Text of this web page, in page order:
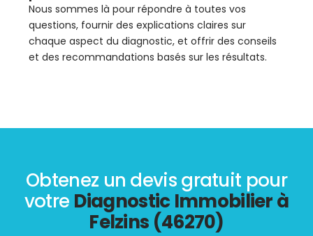
Nous sommes là pour répondre à toutes vos
questions, fournir des explications claires sur
chaque aspect du diagnostic, et offrir des conseils
et des recommandations basés sur les résultats.
Obtenez un devis gratuit pour
votre Diagnostic Immobilier à
Felzins (46270)